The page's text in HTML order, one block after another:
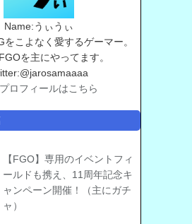
Name:うぃうぃ
をこよなく愛するゲーマー。
を主にやってます。
ロフィールはこちら
【FGO】専用のイベントフィ
ールドも携え、11周年記念キ
ャンペーン開催！（主にガチ
ャ）